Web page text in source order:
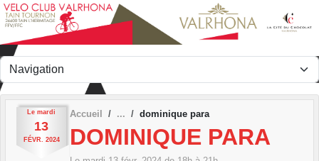
Le mardi
13
FÉVR. 2024
Accueil dominique para
DOMINIQUE PARA
Panneau de gestion des cookies